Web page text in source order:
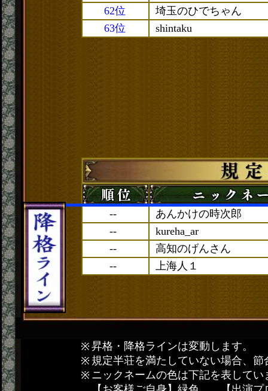
62位
埼玉のひでちゃん
63位
shintaku
--
あんかけの時次郎
--
kureha_ar
--
高知のげんさん
--
上海人１
昇格・降格ラインは変動します。
規定半荘を満たしていない場合、
ニックネームの色は下記を表してい